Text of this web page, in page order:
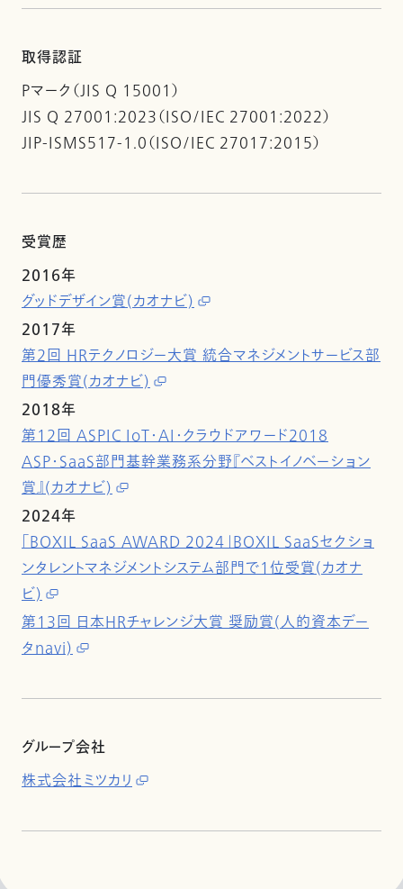
取得認証
Pマーク（JIS Q 15001）
JIS Q 27001:2023（ISO/IEC 27001:2022）
JIP-ISMS517-1.0（ISO/IEC 27017:2015）
受賞歴
2016年
グッドデザイン賞(カオナビ)
2017年
第2回 HRテクノロジー大賞 統合マネジメントサービス部
門優秀賞(カオナビ)
2018年
第12回 ASPIC IoT・AI・クラウドアワード2018
ASP・SaaS部門基幹業務系分野『ベストイノベーション
賞』(カオナビ)
2024年
「BOXIL SaaS AWARD 2024」BOXIL SaaSセクショ
ンタレントマネジメントシステム部門で1位受賞(カオナ
ビ)
第13回 日本HRチャレンジ大賞 奨励賞(人的資本デー
タnavi)
グループ会社
株式会社ミツカリ